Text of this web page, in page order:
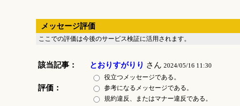
メッセージ評価
ここでの評価は今後のサービス検証に活用されます。
該当記事： とおりすがりり さん 2024/05/16 11:30
評価：
役立つメッセージである。
参考になるメッセージである。
規約違反、またはマナー違反である。